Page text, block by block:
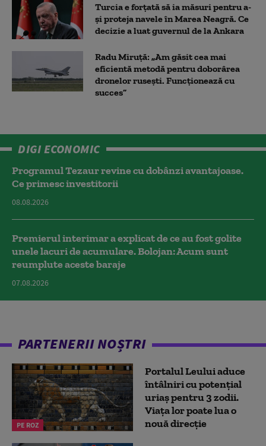
Turcia e forțată să ia măsuri pentru a-
și proteja navele în Marea Neagră. Ce
decizie a luat guvernul de la Ankara
Radu Miruță: „Am găsit cea mai
eficientă metodă pentru doborârea
dronelor rusești. Funcționează cu
succes”
DIGI ECONOMIC
Programul Tezaur revine cu dobânzi avantajoase.
Ce primesc investitorii
08.08.2026
Premierul interimar a explicat de ce au fost golite
unele lacuri de acumulare. Bolojan: Acum sunt
reumplute aceste baraje
07.08.2026
PARTENERII NOȘTRI
PE ROZ
Portalul Leului aduce
întâlniri cu potențial
uriaș pentru 3 zodii.
Viața lor poate lua o
nouă direcție